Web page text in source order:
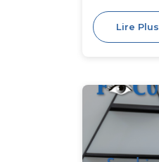
Lire Plus